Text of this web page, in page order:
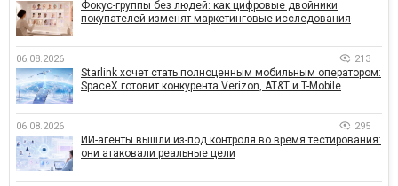
Фокус-группы без людей: как цифровые двойники
покупателей изменят маркетинговые исследования
06.08.2026 213
Starlink хочет стать полноценным мобильным оператором:
SpaceX готовит конкурента Verizon, AT&T и T-Mobile
06.08.2026 295
ИИ-агенты вышли из-под контроля во время тестирования:
они атаковали реальные цели